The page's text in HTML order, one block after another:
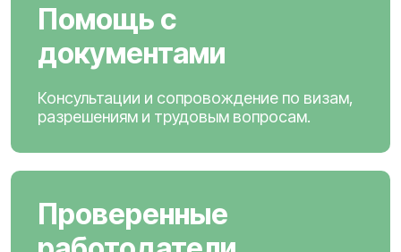
Помощь с
документами
Консультации и сопровождение по визам,
разрешениям и трудовым вопросам.
Проверенные